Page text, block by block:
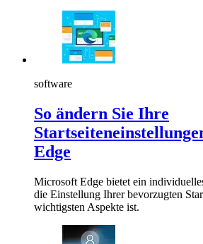
software
So ändern Sie Ihre
Edge
Microsoft Edge bietet ein
die Einstellung Ihrer bevorzugten
wichtigsten Aspekte ist.